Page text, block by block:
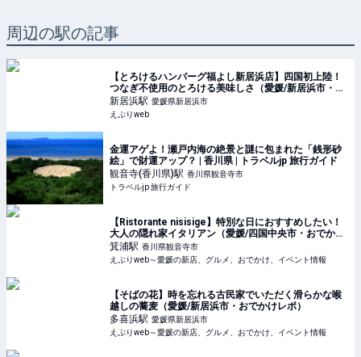
周辺の駅の記事
【とろけるハンバーグ福よし新居浜店】四国初上陸！
つなぎ不使用のとろける美味しさ（愛媛/新居浜市・お
でかけレポ）
新居浜駅 愛媛県新居浜市
えぷりweb
金運アゲよ！瀬戸内海の絶景と謎に包まれた「銭形砂
絵」で財運アップ？ | 香川県 | トラベルjp 旅行ガイド
観音寺(香川県)駅 香川県観音寺市
トラベルjp 旅行ガイド
【Ristorante nisisige】特別な日におすすめしたい！
大人の隠れ家イタリアン（愛媛/四国中央市・おでかけ
レポ）
箕浦駅 香川県観音寺市
えぷりweb～愛媛の新店、グルメ、おでかけ、イベント情報
【そばの花】時を忘れる古民家でいただく滑らかな喉
越しの蕎麦（愛媛/新居浜市・おでかけレポ）
多喜浜駅 愛媛県新居浜市
えぷりweb～愛媛の新店、グルメ、おでかけ、イベント情報